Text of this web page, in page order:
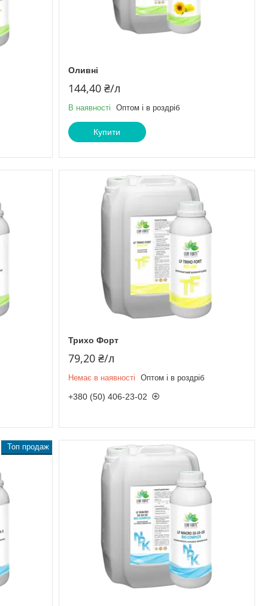
Оливні
144,40 ₴/л
В наявності Оптом і в роздріб
Купити
Трихо Форт
79,20 ₴/л
Немає в наявності Оптом і в роздріб
+380 (50) 406-23-02
Топ продаж